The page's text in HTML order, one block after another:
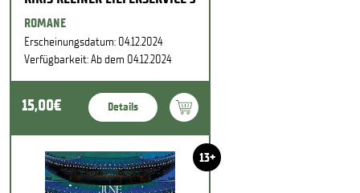
ROMANE
Erscheinungsdatum: 04.12.2024
Verfügbarkeit: Ab dem 04.12.2024
15,00€ Details
13+